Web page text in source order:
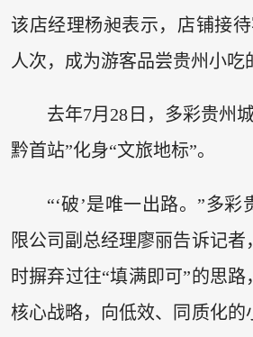
该店经理杨昶表示，店铺接
人次，成为游客品尝贵州小吃
去年7月28日，多彩贵州
黔首站”化身“文旅地标”。
“‘破’是唯一出路。”多
限公司副总经理廖丽告诉记者
时摒弃过往“填满即可”的思路
核心战略，向低效、同质化的